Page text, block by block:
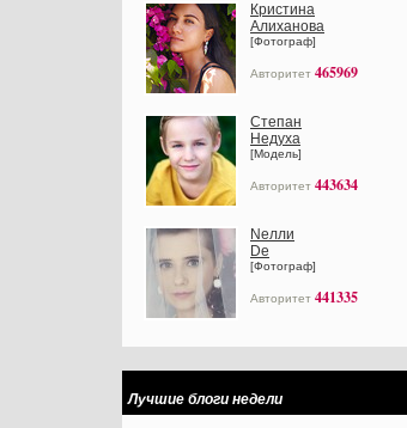
Кристина
Алиханова
[Фотограф]
Авторитет 465969
Степан
Недуха
[Модель]
Авторитет 443634
Nелли
Dе
[Фотограф]
Авторитет 441335
Лучшие блоги недели